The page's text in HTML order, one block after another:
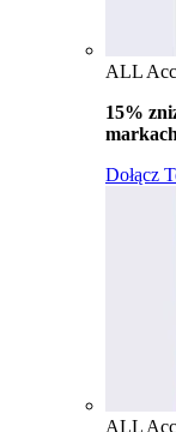
ALL
15%
markach
Dołącz
ALL